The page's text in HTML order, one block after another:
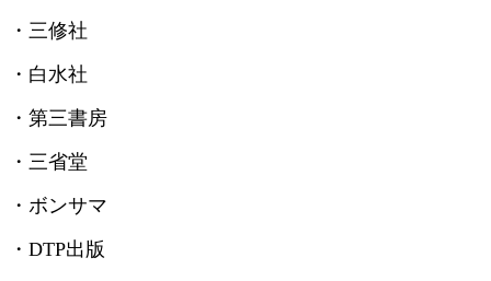
・三修社
・白水社
・第三書房
・三省堂
・ボンサマ
・ DTP出版